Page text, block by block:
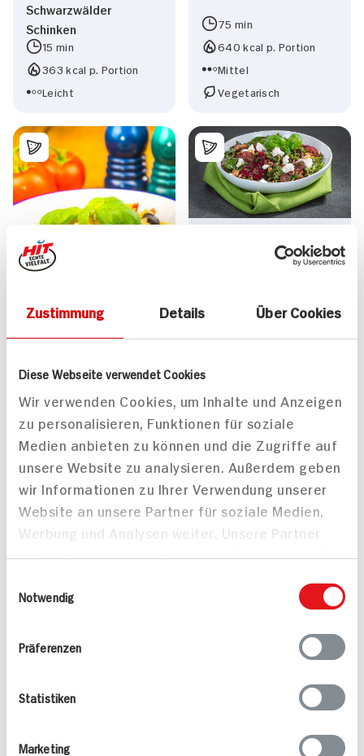
Zustimmung Details Über Cookies
Diese Webseite verwendet Cookies
Wir verwenden Cookies, um Inhalte und Anzeigen
zu personalisieren, Funktionen für soziale
Medien anbieten zu können und die Zugriffe auf
unsere Website zu analysieren. Außerdem geben
wir Informationen zu Ihrer Verwendung unserer
Website an unsere Partner für soziale Medien,
Werbung und Analysen weiter. Unsere Partner
führen diese Informationen möglicherweise mit
bereitgestellt haben oder die sie im Rahmen
Notwendig
Präferenzen
Statistiken
Marketing
Schwarzwälder
Schinken
15 min
363 kcal p. Portion
Leicht
75 min
640 kcal p. Portion
Mittel
Vegetarisch
mediterranes Feeling in
einem Topf
30 min
Leicht
mit Ziegenfrischkäse
45 min
706 kcal p. Portion
Mittel
Vegetarisch
30 min
Leicht
Brûlée auf Feldsalat mit
Apfel und Walnuss
1.174 kcal p. Portion